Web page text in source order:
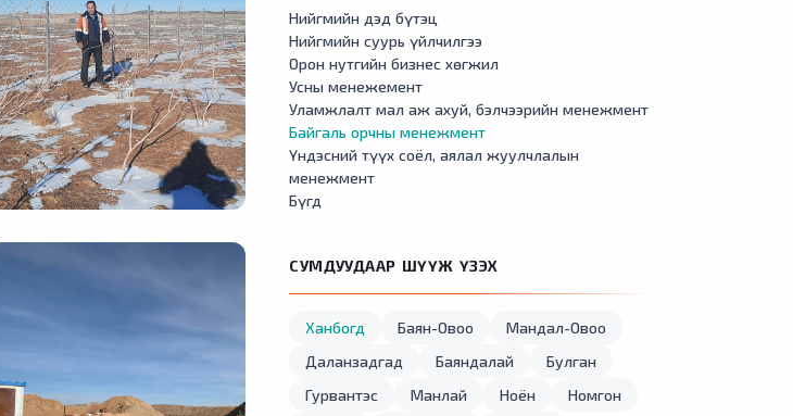
Нийгмийн дэд бүтэц
Нийгмийн суурь үйлчилгээ
Орон нутгийн бизнес хөгжил
Усны менежемент
Уламжлалт мал аж ахуй, бэлчээрийн менежмент
Байгаль орчны менежмент
Үндэсний түүх соёл, аялал жуулчлалын
менежмент
Бүгд
СУМДУУДААР ШҮҮЖ ҮЗЭХ
Ханбогд Баян-Овоо
Мандал-Овоо
Даланзадгад
Баяндалай
Булган
Гурвантэс
Манлай Ноён
Номгон